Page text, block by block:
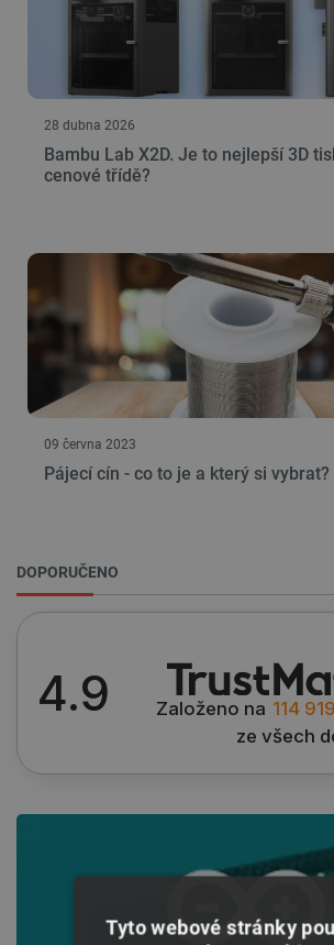
DOPORUČENO
4.9 Založeno na 114 919
ze všech
28 dubna 2026
Bambu Lab X2D. Je to nejlepší 3D
cenové třídě?
09 června 2023
Pájecí cín - co to je a který si vybrat?
Tyto webové stránky